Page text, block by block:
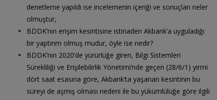
denetleme yapıldı ise incelemenin içeriği ve sonuçları neler
olmuştur,
BDDK’nın erişim kesintisine istinaden Akbank’a uyguladığı
bir yaptırım olmuş mudur, öyle ise nedir?
BDDK’nın 2020’de yürürlüğe giren, Bilgi Sistemleri
Sürekliliği ve Erişilebilirlik Yönetimi’nde geçen (28/6/1) yirmi
dört saat esasına göre, Akbank’ta yaşanan kesintinin bu
süreyi de aşmış olması nedeni ile bu yükümlülüğe göre ilgili